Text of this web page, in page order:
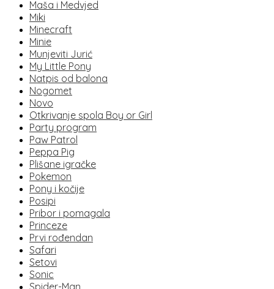
Maša i Medvjed
Miki
Minecraft
Minie
Munjeviti Jurić
My Little Pony
Natpis od balona
Nogomet
Novo
Otkrivanje spola Boy or Girl
Party program
Paw Patrol
Peppa Pig
Plišane igračke
Pokemon
Pony i kočije
Posipi
Pribor i pomagala
Princeze
Prvi rođendan
Safari
Setovi
Sonic
Spider-Man